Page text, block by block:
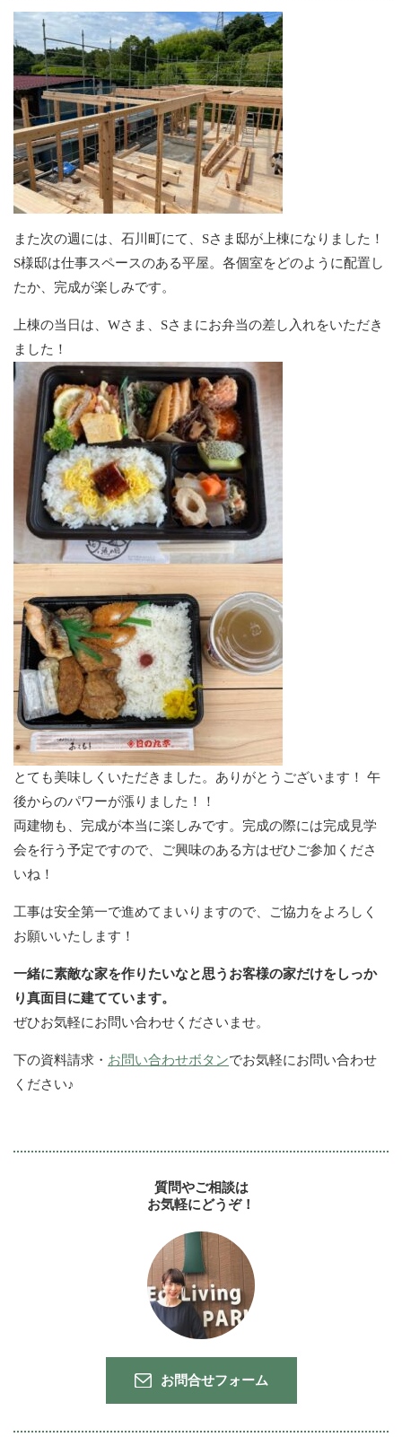
また次の週には、石川町にて、Sさま邸が上棟になりました！
S様邸は仕事スペースのある平屋。各個室をどのように配置し
たか、完成が楽しみです。
上棟の当日は、Wさま、Sさまにお弁当の差し入れをいただき
ました！
とても美味しくいただきました。ありがとうございます！ 午
後からのパワーが漲りました！！
両建物も、完成が本当に楽しみです。完成の際には完成見学
会を行う予定ですので、ご興味のある方はぜひご参加くださ
いね！
工事は安全第一で進めてまいりますので、ご協力をよろしく
お願いいたします！
一緒に素敵な家を作りたいなと思うお客様の家だけをしっか
り真面目に建てています。
ぜひお気軽にお問い合わせくださいませ。
下の資料請求・ お問い合わせボタンでお気軽にお問い合わせ
ください♪
質問やご相談は
お気軽にどうぞ！
お問合せフォーム